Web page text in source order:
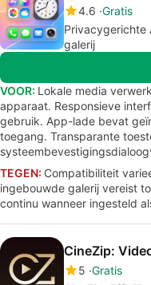
4.6 Gratis
Privacygerichte
galerij
VOOR: Lokale media
apparaat. Responsieve
gebruik. App-lade bevat
toegang. Transparante
TEGEN: Compatibiliteit
ingebouwde galerij vereist
continu wanneer ingesteld
CineZip:
5 Gratis